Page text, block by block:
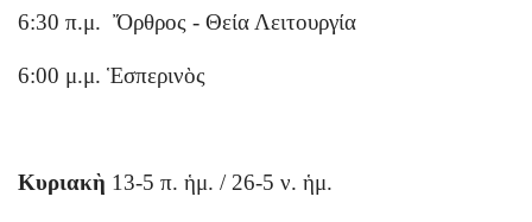
6:30 π.μ. Ὄρθρος - Θεία Λειτουργία
6:00 μ.μ. Ἑσπερινὸς
Κυριακὴ 13-5 π. ἡμ. / 26-5 ν. ἡμ.